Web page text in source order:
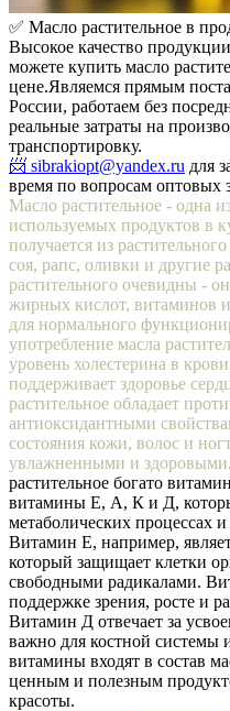
✅ Масло растительное в
Высокое качество продукции
можете купить масло
цене.Являемся прямым
России, работаем без
реальные затраты на
транспортировку.
📨 sibrakiopt@yandex.ru для
время по вопросам оптовых
Масло растительное - одна
используемых продуктов в
получается из
соя, рапс, оливки и другие
растительного очевидны -
жирных кислот, витаминов
для нормального
употребление масла
уровень холестерина в
поддерживает здоровье
растительное обладает
антиоксидантными
состояния кожи, волос и
увлажненными и здоровыми.
растительное богато
витамины Е, А, К и Д,
метаболических процессах
Витамин Е, например,
который защищает клетки
свободными радикалами.
поддержке зрения, росте и
Витамин Д отвечает за
важно для костной системы
витамины входят в состав
ценным и полезным
красоты.